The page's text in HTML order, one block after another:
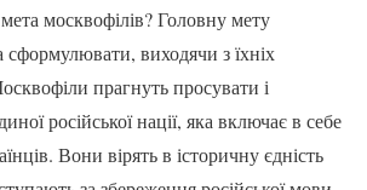
москвофілів? Головну мету
виходячи з їхніх
прагнуть просувати і
російської нації, яка включає в себе
Вони вірять в історичну єдність